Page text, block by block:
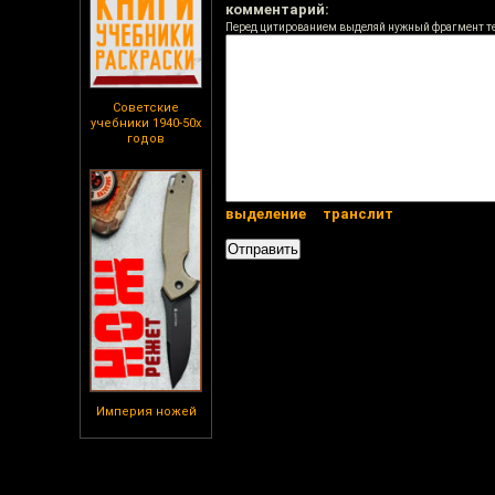
Советские
учебники 1940-50х
годов
Империя ножей
комментарий:
Перед цитированием выделяй нужный фрагмент
выделение транслит